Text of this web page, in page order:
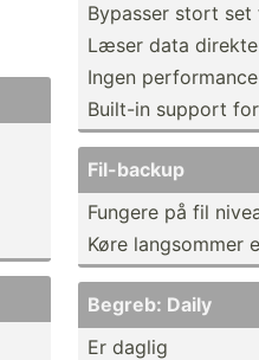
Bypasser stort
Læser data
Ingen
Built-in support
Fil-backup
Fungere på fil
Køre langsommer
Begreb: Daily
Er daglig